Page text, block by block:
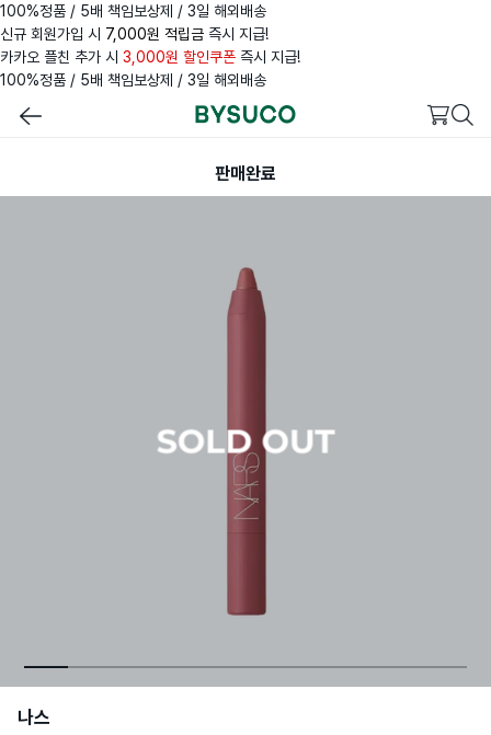
100%정품 / 5배 책임보상제 / 3일 해외배송
신규 회원가입 시 7,000원 적립금 즉시 지급!
카카오 플친 추가 시 3,000원 할인쿠폰 즉시 지급!
100%정품 / 5배 책임보상제 / 3일 해외배송
판매완료
나스